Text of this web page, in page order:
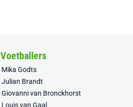
Voetballers
Mika Godts
Julian Brandt
Giovanni van Bronckhorst
Louis van Gaal